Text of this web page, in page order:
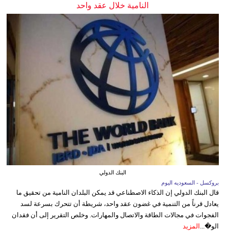
النامية خلال عقد واحد
البنك الدولي
بروكسل - السعوديه اليوم
قال البنك الدولي إن الذكاء الاصطناعي قد يمكن البلدان النامية من تحقيق ما
يعادل قرناً من التنمية في غضون عقد واحد، شريطة أن تتحرك بسرعة لسد
الفجوات في مجالات الطاقة والاتصال والمهارات. وخلص التقرير إلى أن فقدان
الو�... المزيد